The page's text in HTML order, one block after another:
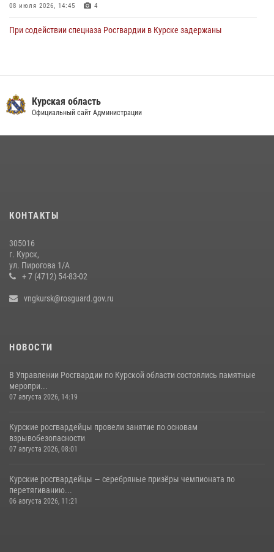
08 июля 2026, 14:45 4
При содействии спецназа Росгвардии в Курске задержаны
первого этапа фотоконкурса «В объективе Росгвардия»
22 июля 2026, 12:38 2
Центральный округ Росгвардии отмечает 105-летие
15 июля 2026, 10:00
Курская область
Официальный сайт Администрации
КОНТАКТЫ
305016
г. Курск,
ул. Пирогова 1/А
+ 7 (4712) 54-83-02
vngkursk@rosguard.gov.ru
НОВОСТИ
В Управлении Росгвардии по Курской области состоялись памятные
меропри...
07 августа 2026, 14:19
Курские росгвардейцы провели занятие по основам
взрывобезопасности
07 августа 2026, 08:01
Курские росгвардейцы — серебряные призёры чемпионата по
перетягиванию...
06 августа 2026, 11:21